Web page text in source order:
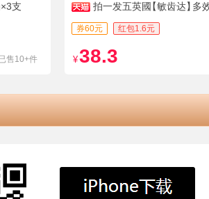
支
售10+件
拍一发五英國【敏齿达】多
券60元 红包1.6元
¥38.3